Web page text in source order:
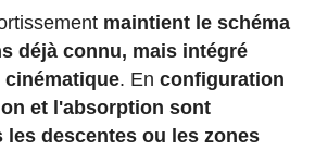
maintient le schéma
déjà connu, mais intégré
cinématique. En configuration
et l'absorption sont
descentes ou les zones